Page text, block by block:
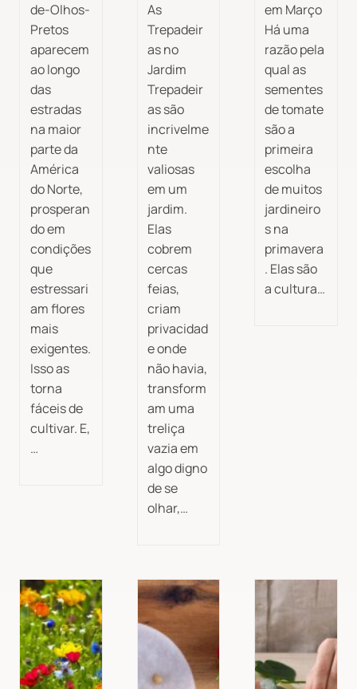
de-Olhos-
Pretos
aparecem
ao longo
das
estradas
na maior
parte da
América
do Norte,
prosperan
do em
condições
que
estressari
am flores
mais
exigentes.
Isso as
torna
fáceis de
cultivar. E,
…
As
Trepadeir
as no
Jardim
Trepadeir
as são
incrivelme
nte
valiosas
em um
jardim.
Elas
cobrem
cercas
feias,
criam
privacidad
e onde
não havia,
transform
am uma
treliça
vazia em
algo digno
de se
olhar,…
em Março
Há uma
razão pela
qual as
sementes
de tomate
são a
primeira
escolha
de muitos
jardineiro
s na
primavera
. Elas são
a cultura…